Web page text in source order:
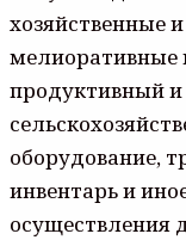
хозяйственные
мелиоративные
продуктивный и
оборудование,
инвентарь и
осуществления